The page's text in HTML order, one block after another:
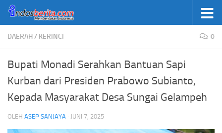
Skip to content
DAERAH/ KERINCI 0
Bupati Monadi Serahkan Bantuan Sapi
Kurban dari Presiden Prabowo Subianto,
Kepada Masyarakat Desa Sungai Gelampeh
OLEH ASEP SANJAYA · JUNI 7, 2025